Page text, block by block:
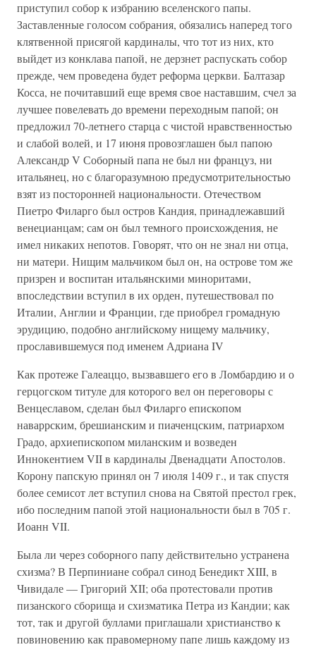
приступил собор к избранию вселенского папы.
Заставленные голосом собрания, обязались наперед того
клятвенной присягой кардиналы, что тот из них, кто
выйдет из конклава папой, не дерзнет распускать собор
прежде, чем проведена будет реформа церкви. Балтазар
Косса, не почитавший еще время свое наставшим, счел за
лучшее повелевать до времени переходным папой; он
предложил 70-летнего старца с чистой нравственностью
и слабой волей, и 17 июня провозглашен был папою
Александр V Соборный папа не был ни француз, ни
итальянец, но с благоразумною предусмотрительностью
взят из посторонней национальности. Отечеством
Пиетро Филарго был остров Кандия, принадлежавший
венецианцам; сам он был темного происхождения, не
имел никаких непотов. Говорят, что он не знал ни отца,
ни матери. Нищим мальчиком был он, на острове том же
призрен и воспитан итальянскими миноритами,
впоследствии вступил в их орден, путешествовал по
Италии, Англии и Франции, где приобрел громадную
эрудицию, подобно английскому нищему мальчику,
прославившемуся под именем Адриана IV
Как протеже Галеаццо, вызвавшего его в Ломбардию и о
герцогском титуле для которого вел он переговоры с
Венцеславом, сделан был Филарго епископом
наваррским, брешианским и пиаченцским, патриархом
Градо, архиепископом миланским и возведен
Иннокентием VII в кардиналы Двенадцати Апостолов.
Корону папскую принял он 7 июля 1409 г., и так спустя
более семисот лет вступил снова на Святой престол грек,
ибо последним папой этой национальности был в 705 г.
Иоанн VII.
Была ли через соборного папу действительно устранена
схизма? В Перпиниане собрал синод Бенедикт XIII, в
Чивидале — Григорий XII; оба протестовали против
пизанского сборища и схизматика Петра из Кандии; как
тот, так и другой буллами приглашали христианство к
повиновению как правомерному папе лишь каждому из